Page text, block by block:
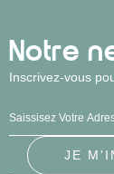
Notre
Inscrivez-vous